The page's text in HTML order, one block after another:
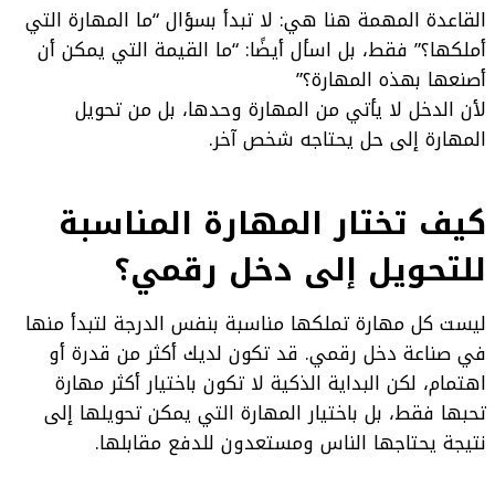
القاعدة المهمة هنا هي: لا تبدأ بسؤال “ما المهارة التي
أملكها؟” فقط، بل اسأل أيضًا: “ما القيمة التي يمكن أن
أصنعها بهذه المهارة؟”
لأن الدخل لا يأتي من المهارة وحدها، بل من تحويل
المهارة إلى حل يحتاجه شخص آخر.
كيف تختار المهارة المناسبة
للتحويل إلى دخل رقمي؟
ليست كل مهارة تملكها مناسبة بنفس الدرجة لتبدأ منها
في صناعة دخل رقمي. قد تكون لديك أكثر من قدرة أو
اهتمام، لكن البداية الذكية لا تكون باختيار أكثر مهارة
تحبها فقط، بل باختيار المهارة التي يمكن تحويلها إلى
نتيجة يحتاجها الناس ومستعدون للدفع مقابلها.